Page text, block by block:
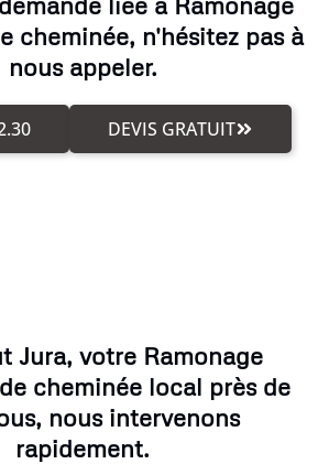
cheminée, n'hésitez pas à
nous appeler.
DEVIS GRATUIT
Jura, votre Ramonage
cheminée local près de
nous intervenons
rapidement.